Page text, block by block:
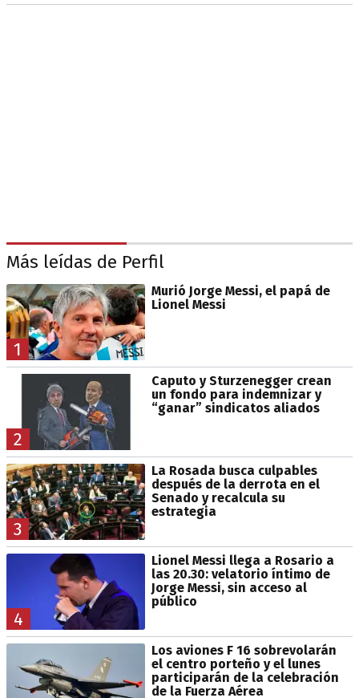
Más leídas de Perfil
1
Murió Jorge Messi, el papá de
Lionel Messi
2
Caputo y Sturzenegger crean
un fondo para indemnizar y
“ganar” sindicatos aliados
3
La Rosada busca culpables
después de la derrota en el
Senado y recalcula su
estrategia
4
Lionel Messi llega a Rosario a
las 20.30: velatorio íntimo de
Jorge Messi, sin acceso al
público
Los aviones F 16 sobrevolarán
el centro porteño y el lunes
participarán de la celebración
de la Fuerza Aérea